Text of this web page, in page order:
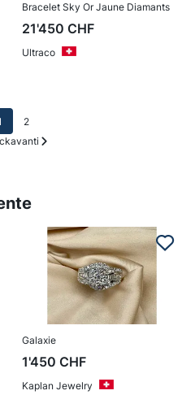
Bracelet Sky Or Jaune Diamants
21'450 CHF
Ultraco
2
avanti
Galaxie
1'450 CHF
Kaplan Jewelry